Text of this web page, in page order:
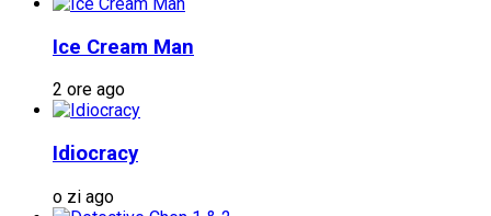
Ice Cream Man
2 ore ago
Idiocracy
o zi ago